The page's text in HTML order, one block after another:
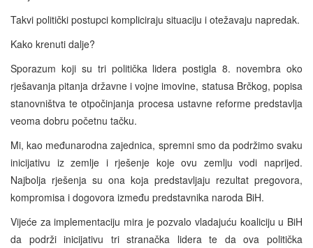
Takvi politički postupci kompliciraju situaciju i otežavaju napredak.
Kako krenuti dalje?
Sporazum koji su tri politička lidera postigla 8. novembra oko
rješavanja pitanja državne i vojne imovine, statusa Brčkog, popisa
stanovništva te otpočinjanja procesa ustavne reforme predstavlja
veoma dobru početnu tačku.
Mi, kao međunarodna zajednica, spremni smo da podržimo svaku
inicijativu iz zemlje i rješenje koje ovu zemlju vodi naprijed.
Najbolja rješenja su ona koja predstavljaju rezultat pregovora,
kompromisa i dogovora između predstavnika naroda BiH.
Vijeće za implementaciju mira je pozvalo vladajuću koaliciju u BiH
da podrži inicijativu tri stranačka lidera te da ova politička